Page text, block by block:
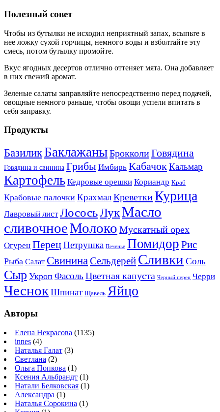
Полезный совет
Чтобы из бутылки не исходил неприятный запах, всыпьте в
нее ложку сухой горчицы, немного воды и взболтайте эту
смесь, потом бутылку промойте.
Вкус ягодных десертов отлично оттеняет мята. Она добавляет
в них свежий аромат.
Зеленые салаты заправляйте непосредственно перед подачей,
овощные немного раньше, чтобы овощи успели впитать в
себя заправку.
Продукты
БазиликБаклажаныБрокколиГовядина
Говядина и свинина Грибы Имбирь КабачокКальмар
Картофель Кедровые орешки Кориандр Краб
Крабовые палочки КрахмалКреветкиКурица
Лавровый лист ЛососьЛукМасло
сливочноеМолоко Мускатный орех
Огурец ПерецПетрушка Печенье Помидор Рис
Рыба Салат СвининаСельдерей Сливки Соль
Сыр Укроп Фасоль Цветная капуста Черный перец Черри
ЧеснокШпинат Щавель Яйцо
Авторы
Елена Некрасова (1135)
innes (4)
Наталья Галат (3)
Светлана (2)
Ольга Попкова (1)
Ксения Альбрандт (1)
Натали Белковская (1)
Александра (1)
Наталья Сорокина (1)